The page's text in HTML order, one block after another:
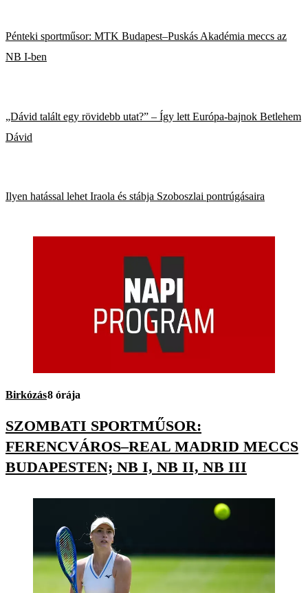
Pénteki sportműsor: MTK Budapest–Puskás Akadémia meccs az
NB I-ben
„Dávid talált egy rövidebb utat?” – Így lett Európa-bajnok Betlehem
Dávid
Ilyen hatással lehet Iraola és stábja Szoboszlai pontrúgásaira
Birkózás8 órája
SZOMBATI SPORTMŰSOR:
FERENCVÁROS–REAL MADRID MECCS
BUDAPESTEN; NB I, NB II, NB III